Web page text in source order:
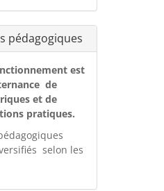
pédagogiques
est
de
et de
pratiques.
selon les